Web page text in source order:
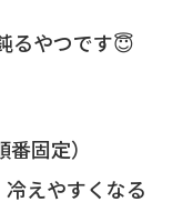
るやつです😇
番固定）
えやすくなる